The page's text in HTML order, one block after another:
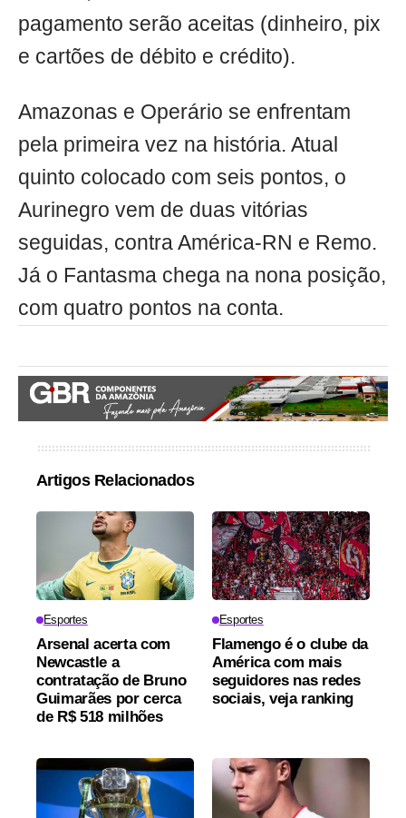
pagamento serão aceitas (dinheiro, pix
e cartões de débito e crédito).
Amazonas e Operário se enfrentam
pela primeira vez na história. Atual
quinto colocado com seis pontos, o
Aurinegro vem de duas vitórias
seguidas, contra América-RN e Remo.
Já o Fantasma chega na nona posição,
com quatro pontos na conta.
Artigos Relacionados
Esportes
Arsenal acerta com
Newcastle a
contratação de Bruno
Guimarães por cerca
de R$ 518 milhões
Esportes
Flamengo é o clube da
América com mais
seguidores nas redes
sociais, veja ranking